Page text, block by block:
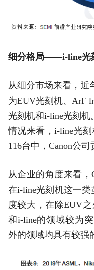
细分格局——i-line光
从细分市场来看，
为EUV光刻机、ArF
光刻机和i-line光刻机
情况来看，i-line光
116台中，Canon公司
从企业的角度来看，
在i-line光刻机这一
度较大，在除EUV
和i-line的领域较为
外的领域均具有较强